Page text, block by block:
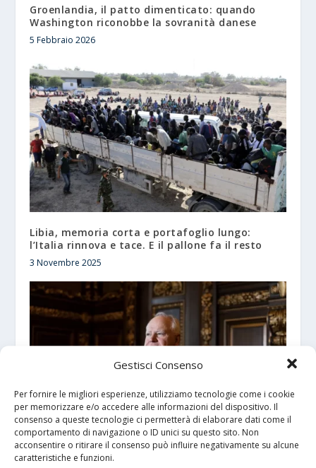
Gestisci Consenso
Per fornire le migliori esperienze, utilizziamo tecnologie come i cookie
per memorizzare e/o accedere alle informazioni del dispositivo. Il
consenso a queste tecnologie ci permetterà di elaborare dati come il
comportamento di navigazione o ID unici su questo sito. Non
acconsentire o ritirare il consenso può influire negativamente su alcune
caratteristiche e funzioni.
Groenlandia, il patto dimenticato: quando
Washington riconobbe la sovranità danese
5 Febbraio 2026
Libia, memoria corta e portafoglio lungo:
l’Italia rinnova e tace. E il pallone fa il resto
3 Novembre 2025
Tim Walz: Un Nuovo Protagonista tra i